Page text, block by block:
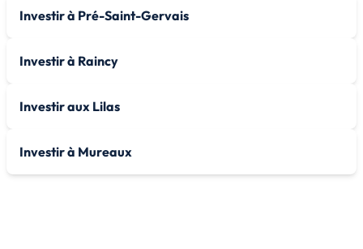
Investir à Pré-Saint-Gervais
Investir à Raincy
Investir aux Lilas
Investir à Mureaux